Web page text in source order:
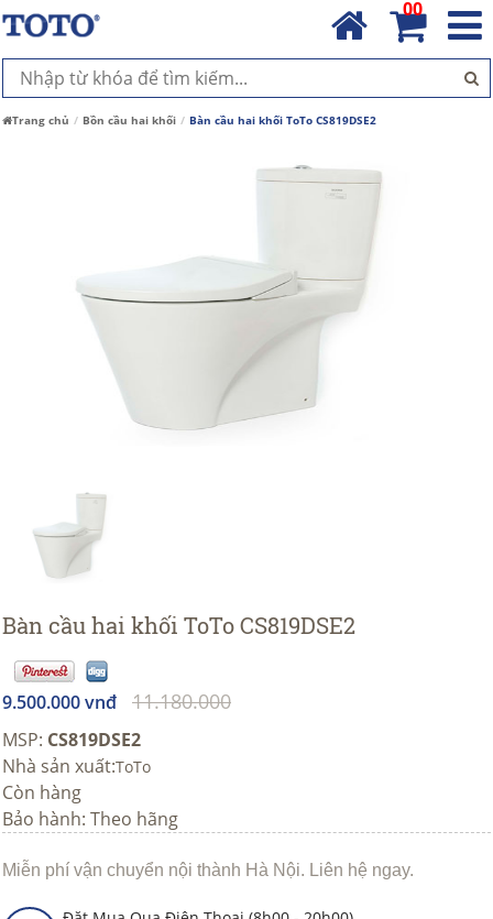
00
Trang chủ Bồn cầu hai khối Bàn cầu hai khối ToTo CS819DSE2
Bàn cầu hai khối ToTo CS819DSE2
9.500.000 vnđ 11.180.000
MSP: CS819DSE2
Nhà sản xuất:ToTo
Còn hàng
Bảo hành: Theo hãng
Miễn phí vận chuyển nội thành Hà Nội. Liên hệ ngay.